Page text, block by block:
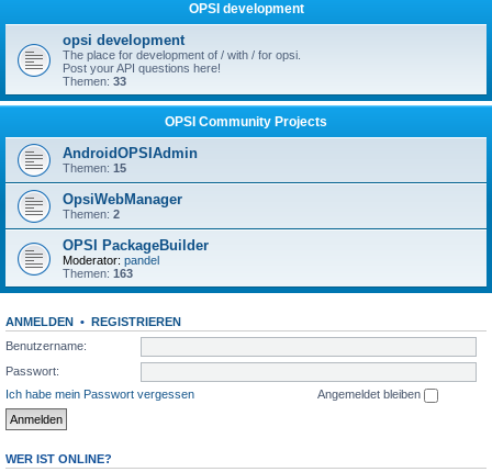
OPSI development
opsi development
The place for development of / with / for opsi.
Post your API questions here!
Themen: 33
OPSI Community Projects
AndroidOPSIAdmin
Themen: 15
OpsiWebManager
Themen: 2
OPSI PackageBuilder
Moderator: pandel
Themen: 163
ANMELDEN • REGISTRIEREN
Benutzername:
Passwort:
Ich habe mein Passwort vergessen
Angemeldet bleiben
WER IST ONLINE?